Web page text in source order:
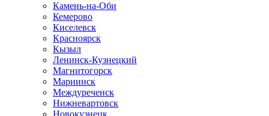
Камень-на-Оби
Кемерово
Киселевск
Красноярск
Кызыл
Ленинск-Кузнецкий
Магнитогорск
Мариинск
Междуреченск
Нижневартовск
Новокузнецк